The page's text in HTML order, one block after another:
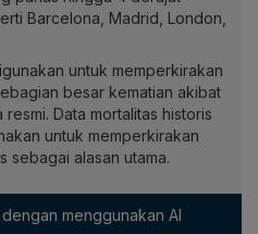
Barcelona, Madrid, London,
untuk memperkirakan
besar kematian akibat
Data mortalitas historis
untuk memperkirakan
sebagai alasan utama.
menggunakan AI